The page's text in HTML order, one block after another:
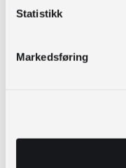
Statistikk
Markedsføring
Hvilke
Svarene fra
sitater fra Gunvor
gjør at politikere
mer autentisk.